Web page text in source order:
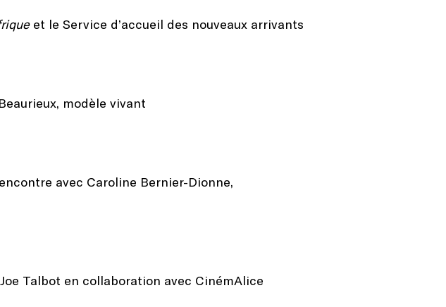
et le Service d’accueil des nouveaux arrivants
modèle vivant
avec Caroline Bernier-Dionne,
Talbot en collaboration avec CinémAlice